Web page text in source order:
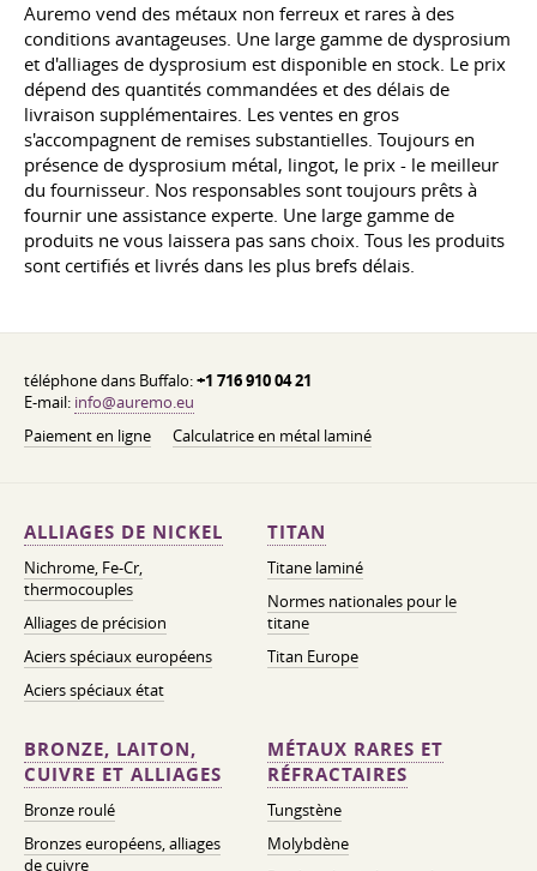
Auremo vend des métaux non ferreux et rares à des
conditions avantageuses. Une large gamme de dysprosium
et d'alliages de dysprosium est disponible en stock. Le prix
dépend des quantités commandées et des délais de
livraison supplémentaires. Les ventes en gros
s'accompagnent de remises substantielles. Toujours en
présence de dysprosium métal, lingot, le prix - le meilleur
du fournisseur. Nos responsables sont toujours prêts à
fournir une assistance experte. Une large gamme de
produits ne vous laissera pas sans choix. Tous les produits
sont certifiés et livrés dans les plus brefs délais.
téléphone dans Buffalo:+1 716 910 04 21
E-mail: info@auremo.eu
Paiement en ligne
Calculatrice en métal laminé
ALLIAGES DE NICKEL
Nichrome, Fe-Cr,
thermocouples
Alliages de précision
Aciers spéciaux européens
Aciers spéciaux état
TITAN
Titane laminé
Normes nationales pour le
titane
Titan Europe
BRONZE, LAITON,
CUIVRE ET ALLIAGES
Bronze roulé
Bronzes européens, alliages
de cuivre
MÉTAUX RARES ET
RÉFRACTAIRES
Tungstène
Molybdène